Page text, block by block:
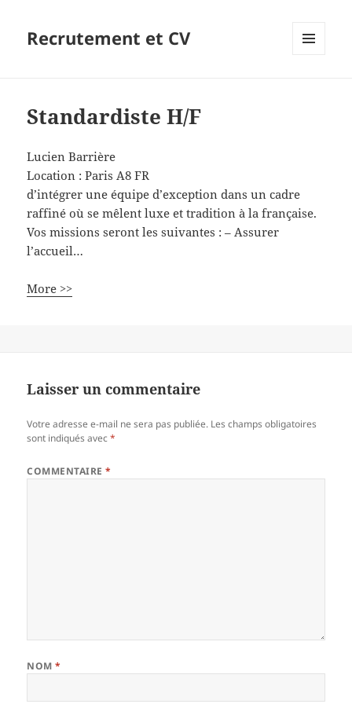
Recrutement et CV
Standardiste H/F
Lucien Barrière
Location :Paris A8 FR
d’intégrer une équipe d’exception dans un cadre
raffiné où se mêlent luxe et tradition à la française.
Vos missions seront les suivantes : – Assurer
l’accueil…
More >>
Laisser un commentaire
Votre adresse e-mail ne sera pas publiée. Les champs obligatoires
sont indiqués avec*
COMMENTAIRE*
NOM*